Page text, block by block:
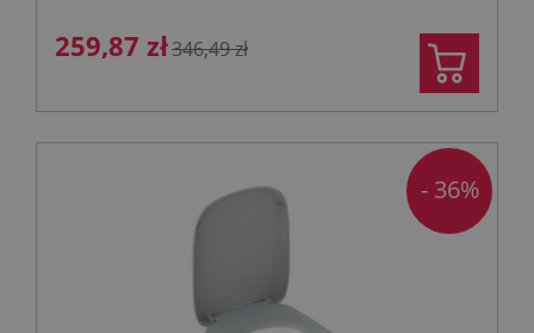
259,87 zł346,49 zł
- 36%